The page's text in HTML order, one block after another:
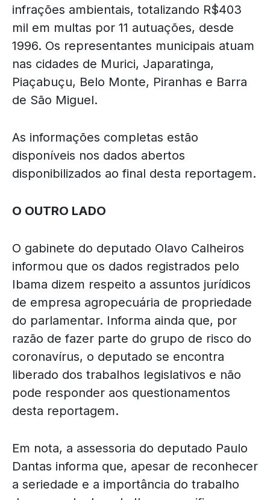
infrações ambientais, totalizando R$403
mil em multas por 11 autuações, desde
1996. Os representantes municipais atuam
nas cidades de Murici, Japaratinga,
Piaçabuçu, Belo Monte, Piranhas e Barra
de São Miguel.
As informações completas estão
disponíveis nos dados abertos
disponibilizados ao final desta reportagem.
O OUTRO LADO
O gabinete do deputado Olavo Calheiros
informou que os dados registrados pelo
Ibama dizem respeito a assuntos jurídicos
de empresa agropecuária de propriedade
do parlamentar. Informa ainda que, por
razão de fazer parte do grupo de risco do
coronavírus, o deputado se encontra
liberado dos trabalhos legislativos e não
pode responder aos questionamentos
desta reportagem.
Em nota, a assessoria do deputado Paulo
Dantas informa que, apesar de reconhecer
a seriedade e a importância do trabalho